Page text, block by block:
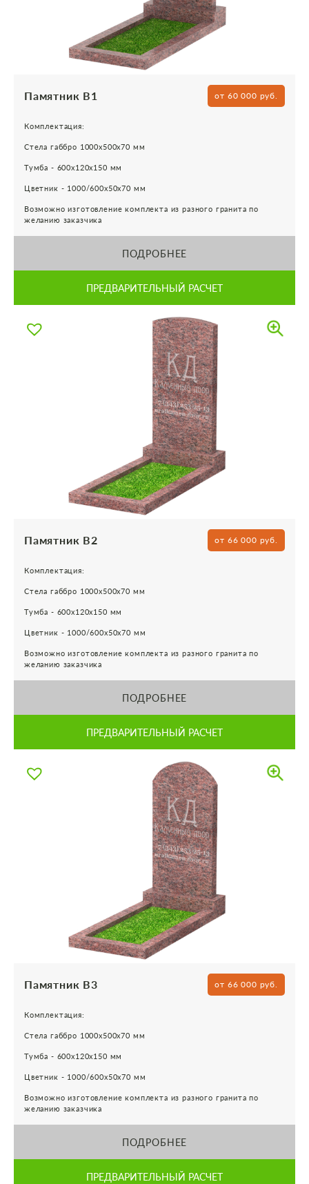
Памятник В1 от 60 000 руб.
Комплектация:
Стела габбро 1000х500х70 мм
Тумба - 600х120х150 мм
Цветник - 1000/600х50х70 мм
Возможно изготовление комплекта из разного гранита по
желанию заказчика
ПОДРОБНЕЕ
ПРЕДВАРИТЕЛЬНЫЙ РАСЧЕТ
Памятник В2 от 66 000 руб.
Комплектация:
Стела габбро 1000х500х70 мм
Тумба - 600х120х150 мм
Цветник - 1000/600х50х70 мм
Возможно изготовление комплекта из разного гранита по
желанию заказчика
ПОДРОБНЕЕ
ПРЕДВАРИТЕЛЬНЫЙ РАСЧЕТ
Памятник В3 от 66 000 руб.
Комплектация:
Стела габбро 1000х500х70 мм
Тумба - 600х120х150 мм
Цветник - 1000/600х50х70 мм
Возможно изготовление комплекта из разного гранита по
желанию заказчика
ПОДРОБНЕЕ
ПРЕДВАРИТЕЛЬНЫЙ РАСЧЕТ